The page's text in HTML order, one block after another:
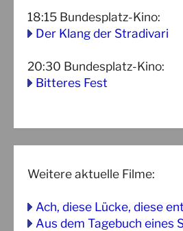
18:15 Bundesplatz-Kino:
Der Klang der Stradivari
20:30 Bundesplatz-Kino:
Bitteres Fest
Weitere aktuelle Filme:
Ach, diese Lücke, diese
Aus dem Tagebuch eines